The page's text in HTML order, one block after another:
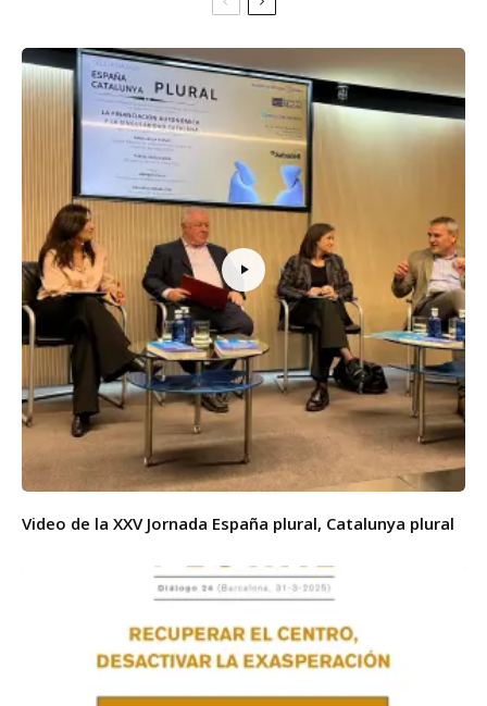
Video de la XXV Jornada España plural, Catalunya plural